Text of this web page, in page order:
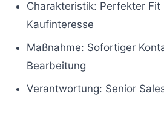
Charakteristik: Perfekter Fit
Kaufinteresse
Maßnahme: Sofortiger
Bearbeitung
Verantwortung: Senior